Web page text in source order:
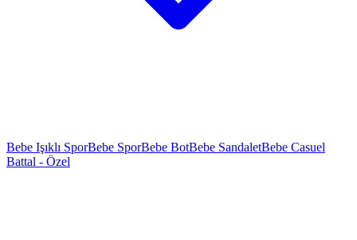
Bebe Işıklı SporBebe SporBebe BotBebe SandaletBebe Casuel
Battal - Özel